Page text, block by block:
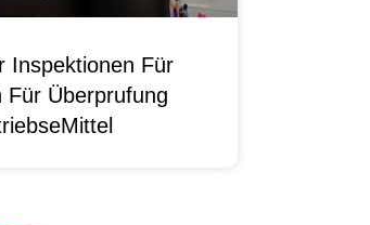
Inspektionen Für
Für Überprufung